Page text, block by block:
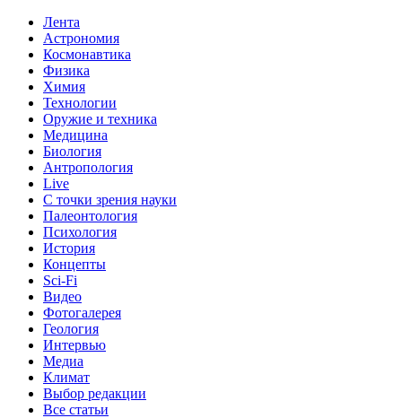
Лента
Астрономия
Космонавтика
Физика
Химия
Технологии
Оружие и техника
Медицина
Биология
Антропология
Live
С точки зрения науки
Палеонтология
Психология
История
Концепты
Sci-Fi
Видео
Фотогалерея
Геология
Интервью
Медиа
Климат
Выбор редакции
Все статьи